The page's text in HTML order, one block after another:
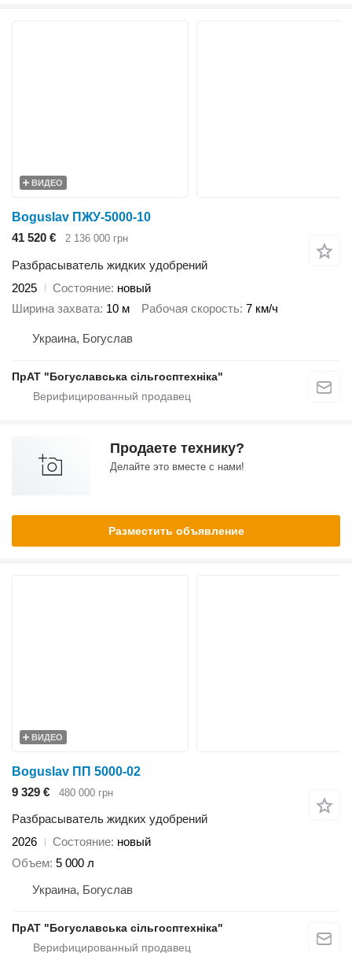
ВИДЕО
Boguslav ПЖУ-5000-10
41 520 €
2 136 000 грн
Разбрасыватель жидких удобрений
2025
Состояние новый
Ширина захвата 10 м Рабочая скорость 7 км/ч
Украина, Богуслав
ПрАТ "Богуславська сільгосптехніка"
Продаете технику?
Делайте это вместе с нами!
Разместить объявление
ВИДЕО
Boguslav ПП 5000-02
9 329 €
480 000 грн
Разбрасыватель жидких удобрений
2026
Состояние новый
Объем 5 000 л
Украина, Богуслав
ПрАТ "Богуславська сільгосптехніка"